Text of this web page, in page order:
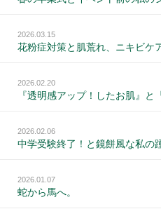
2026.03.15
花粉症対策と肌荒れ、ニキビケ
2026.02.20
『透明感アップ！したお肌』と
2026.02.06
中学受験終了！と鏡餅風な私の
2026.01.07
蛇から馬へ。